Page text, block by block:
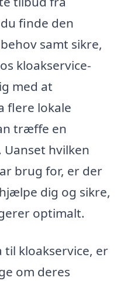
finde den
samt sikre,
kloakservice-
med at
flere lokale
træffe en
hvilken
brug for, er der
dig og sikre,
optimalt.
kloakservice, er
om deres